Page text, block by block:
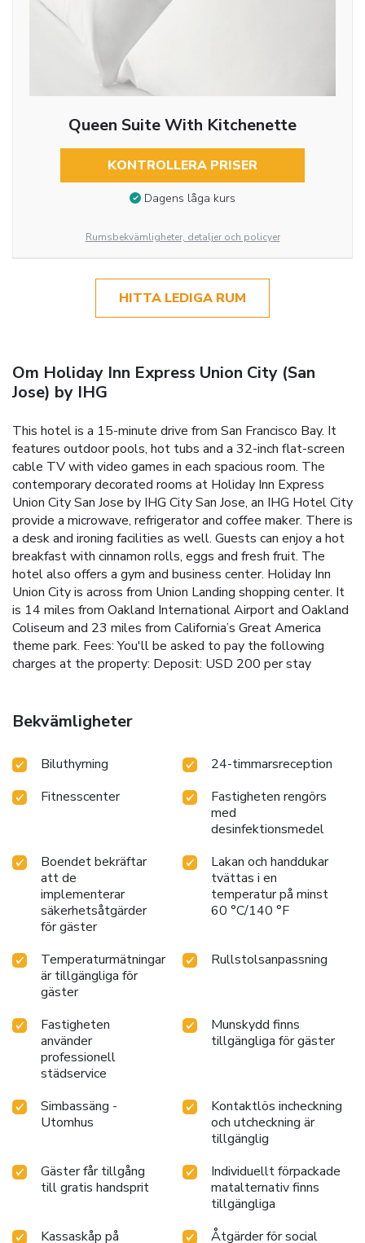
Queen Suite With Kitchenette
KONTROLLERA PRISER
Dagens låga kurs
Rumsbekvämligheter, detaljer och policyer
HITTA LEDIGA RUM
Om Holiday Inn Express Union City (San
Jose) by IHG
This hotel is a 15-minute drive from San Francisco Bay. It
features outdoor pools, hot tubs and a 32-inch flat-screen
cable TV with video games in each spacious room. The
contemporary decorated rooms at Holiday Inn Express
Union City San Jose by IHG City San Jose, an IHG Hotel City
provide a microwave, refrigerator and coffee maker. There is
a desk and ironing facilities as well. Guests can enjoy a hot
breakfast with cinnamon rolls, eggs and fresh fruit. The
hotel also offers a gym and business center. Holiday Inn
Union City is across from Union Landing shopping center. It
is 14 miles from Oakland International Airport and Oakland
Coliseum and 23 miles from California’s Great America
theme park. Fees: You'll be asked to pay the following
charges at the property: Deposit: USD 200 per stay
Bekvämligheter
Biluthyrning
24-timmarsreception
Fitnesscenter
Fastigheten rengörs
med
desinfektionsmedel
Boendet bekräftar
att de
implementerar
säkerhetsåtgärder
för gäster
Lakan och handdukar
tvättas i en
temperatur på minst
60 °C/140 °F
Temperaturmätningar
är tillgängliga för
gäster
Rullstolsanpassning
Fastigheten
använder
professionell
städservice
Munskydd finns
tillgängliga för gäster
Simbassäng -
Utomhus
Kontaktlös incheckning
och utcheckning är
tillgänglig
Gäster får tillgång
till gratis handsprit
Individuellt förpackade
matalternativ finns
tillgängliga
Kassaskåp på
Åtgärder för social